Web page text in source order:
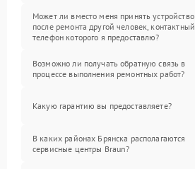
Может ли вместо меня принять устройство
после ремонта другой человек, контактный
телефон которого я предоставлю?
Возможно ли получать обратную связь в
процессе выполнения ремонтных работ?
Какую гарантию вы предоставляете?
В каких районах Брянска располагаются
сервисные центры Braun?